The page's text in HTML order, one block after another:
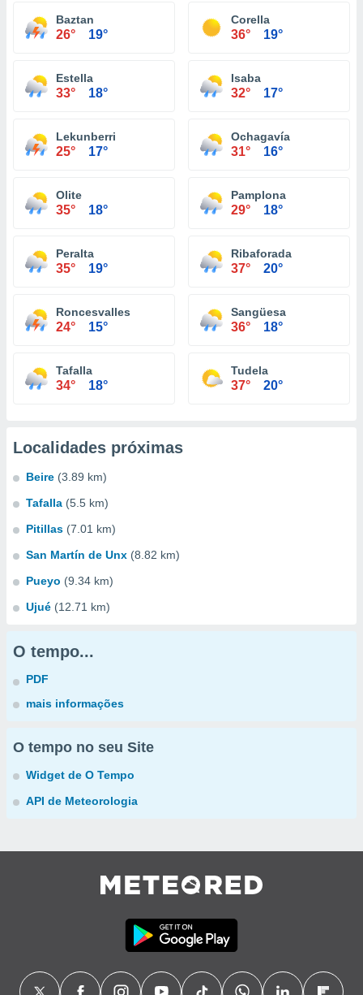
Baztan
26° 19°
Corella
36° 19°
Estella
33° 18°
Isaba
32° 17°
Lekunberri
25° 17°
Ochagavía
31° 16°
Olite
35° 18°
Pamplona
29° 18°
Peralta
35° 19°
Ribaforada
37° 20°
Roncesvalles
24° 15°
Sangüesa
36° 18°
Tafalla
34° 18°
Tudela
37° 20°
Localidades próximas
Beire (3.89 km)
Tafalla (5.5 km)
Pitillas (7.01 km)
San Martín de Unx (8.82 km)
Pueyo (9.34 km)
Ujué (12.71 km)
O tempo...
PDF
mais informações
O tempo no seu Site
Widget de O Tempo
API de Meteorologia